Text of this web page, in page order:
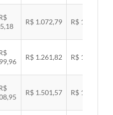
R$ 1.072,79 R$ 1.105,53
R$ 1.261,82 R$ 1.300,32
R$ 1.501,57 R$ 1.547,38